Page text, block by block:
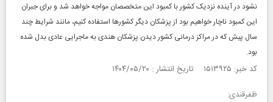
نشود در آینده نزدیک کشور با کمبود این متخصصان مواجه خواهد شد و برای جبران
این کمبود ناچار خواهیم بود از پزشکان دیگر کشورها استفاده کنیم، مانند شرایط چند
سال پیش که در مراکز درمانی کشور دیدن پزشکان هندی به ماجرایی عادی بدل شده
بود.
کد خبر: ۱۵۱۳۹۲۵ تاریخ انتشار : ۱۴۰۴/۰۵/۲۰
ظفرقندی: